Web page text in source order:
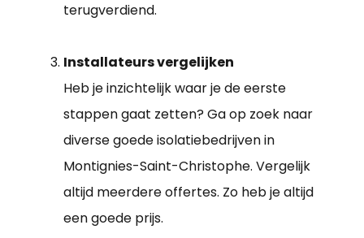
terugverdiend.
Installateurs vergelijken
Heb je inzichtelijk waar je de eerste
stappen gaat zetten? Ga op zoek naar
diverse goede isolatiebedrijven in
Montignies-Saint-Christophe. Vergelijk
altijd meerdere offertes. Zo heb je altijd
een goede prijs.